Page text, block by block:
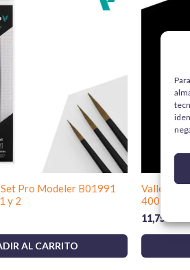
Pro Modeler B01991
y 2
AL CARRITO
Vallejo
400 ml
11,75